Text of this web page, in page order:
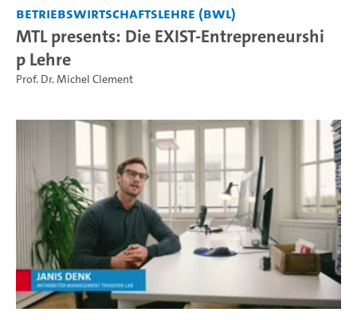
Betriebswirtschaftslehre (BWL)
MTL presents: Die EXIST-Entrepreneurshi
p Lehre
Prof. Dr. Michel Clement